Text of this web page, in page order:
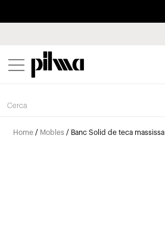
pilma
Home / Mobles / Banc Solid de teca massissa